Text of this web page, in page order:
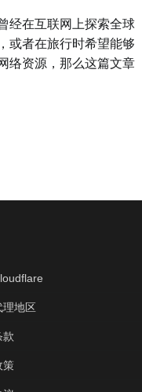
在互联网上探索全球
或者在旅行时希望能够
络资源，那么这篇文章
理地区
款
策